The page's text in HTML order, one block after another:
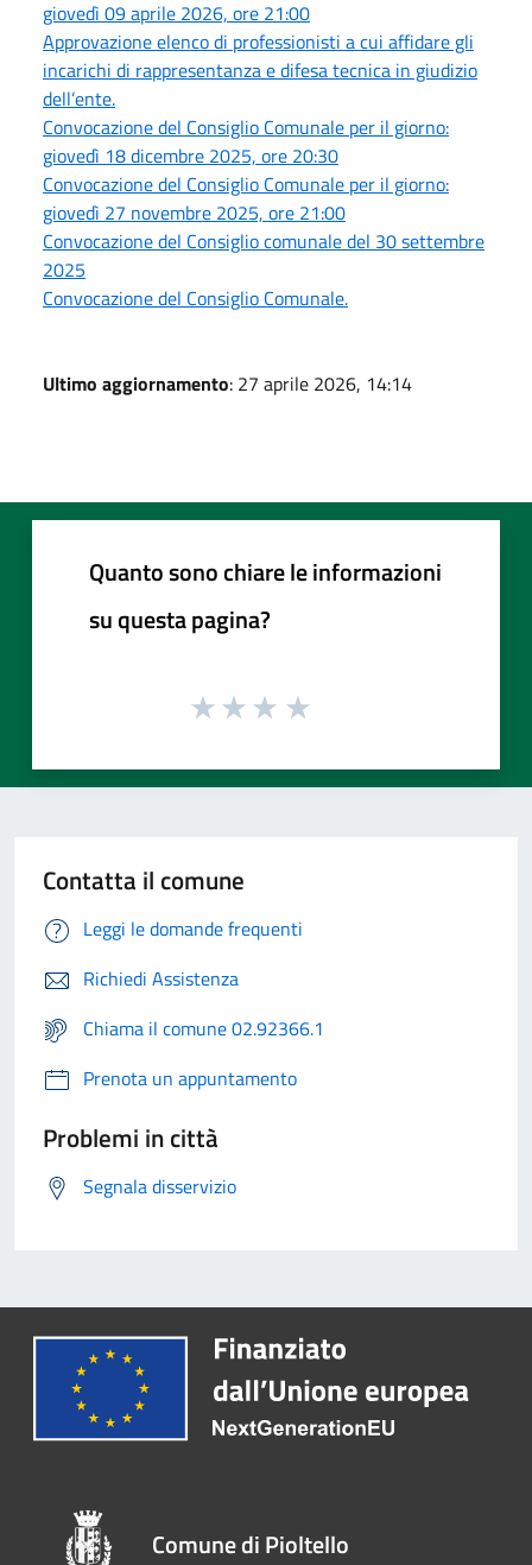
giovedì 09 aprile 2026, ore 21:00
Approvazione elenco di professionisti a cui affidare gli
incarichi di rappresentanza e difesa tecnica in giudizio
dell’ente.
Convocazione del Consiglio Comunale per il giorno:
giovedì 18 dicembre 2025, ore 20:30
Convocazione del Consiglio Comunale per il giorno:
giovedì 27 novembre 2025, ore 21:00
Convocazione del Consiglio comunale del 30 settembre
2025
Convocazione del Consiglio Comunale.
Ultimo aggiornamento: 27 aprile 2026, 14:14
Quanto sono chiare le informazioni
su questa pagina?
Contatta il comune
Leggi le domande frequenti
Richiedi Assistenza
Chiama il comune 02.92366.1
Prenota un appuntamento
Problemi in città
Segnala disservizio
Comune di Pioltello